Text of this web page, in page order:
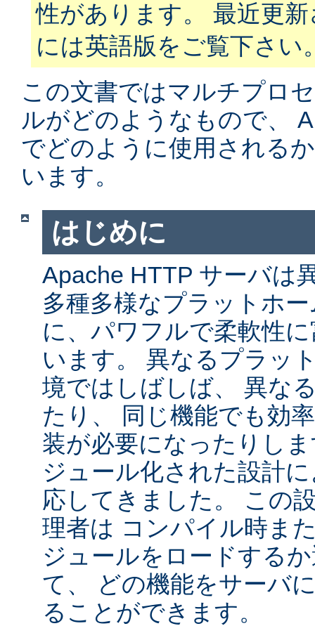
性があります。 最近更
には英語版をご覧下さい
この文書ではマルチプロ
ルがどのようなもので、
でどのように使用される
います。
はじめに
Apache HTTP サーバは
多種多様なプラットホ
に、パワフルで柔軟性
います。 異なるプラッ
境ではしばしば、 異な
たり、 同じ機能でも効
装が必要になったりし
ジュール化された設計
応してきました。 この
理者は コンパイル時ま
ジュールをロードする
て、 どの機能をサーバ
ることができます。